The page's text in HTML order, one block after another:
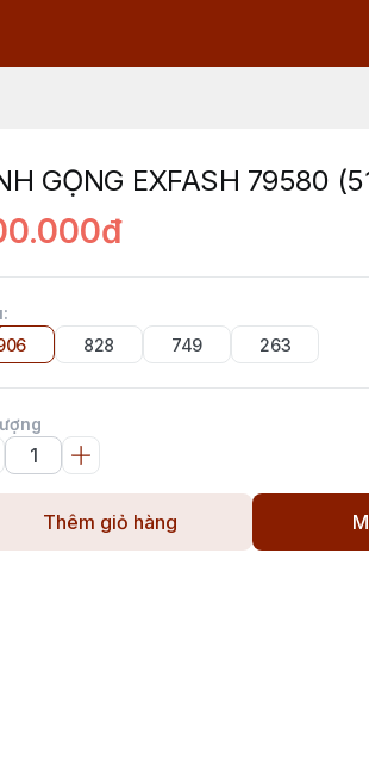
GỌNG EXFASH 79580
:
828 749 263
Thêm giỏ hàng